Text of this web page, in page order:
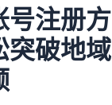
号注册
突破地